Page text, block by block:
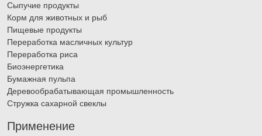
Сыпучие продукты
Корм для животных и рыб
Пищевые продукты
Переработка масличных культур
Переработка риса
Биоэнергетика
Бумажная пульпа
Деревообрабатывающая промышленность
Стружка сахарной свеклы
Применение